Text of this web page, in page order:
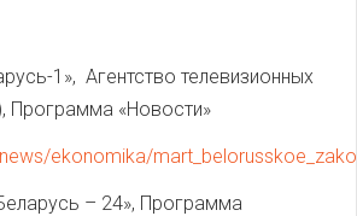
1», Агентство телевизионных
Программа «Новости»
ekonomika/
– 24», Программа